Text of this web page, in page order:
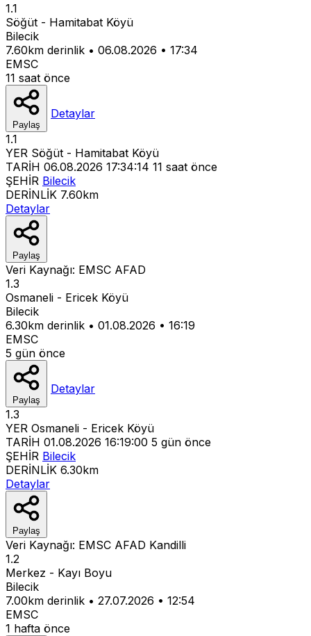
1.1
Söğüt - Hamitabat Köyü
Bilecik
7.60km derinlik • 06.08.2026 • 17:34
EMSC
11 saat önce
Paylaş
Detaylar
1.1
YER Söğüt - Hamitabat Köyü
TARİH 06.08.2026 17:34:14 11 saat önce
ŞEHİR Bilecik
DERİNLİK 7.60km
Detaylar
Paylaş
Veri Kaynağı: EMSC AFAD
1.3
Osmaneli - Ericek Köyü
Bilecik
6.30km derinlik • 01.08.2026 • 16:19
EMSC
5 gün önce
Paylaş
Detaylar
1.3
YER Osmaneli - Ericek Köyü
TARİH 01.08.2026 16:19:00 5 gün önce
ŞEHİR Bilecik
DERİNLİK 6.30km
Detaylar
Paylaş
Veri Kaynağı: EMSC AFAD Kandilli
1.2
Merkez - Kayı Boyu
Bilecik
7.00km derinlik • 27.07.2026 • 12:54
EMSC
1 hafta önce